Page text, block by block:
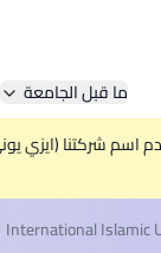
ما قبل الجامعة
اسم شركتنا (ايزي
International Islamic